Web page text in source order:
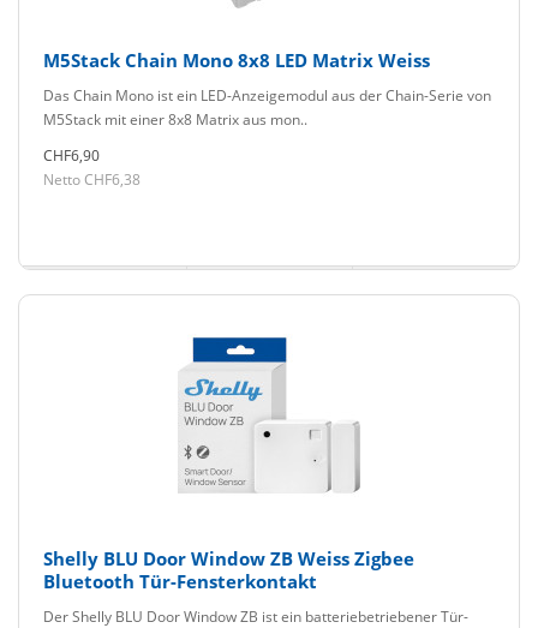
M5Stack Chain Mono 8x8 LED Matrix Weiss
Das Chain Mono ist ein LED-Anzeigemodul aus der Chain-Serie von
M5Stack mit einer 8x8 Matrix aus mon..
CHF6,90
Netto CHF6,38
Shelly BLU Door Window ZB Weiss Zigbee
Bluetooth Tür-Fensterkontakt
Der Shelly BLU Door Window ZB ist ein batteriebetriebener Tür-